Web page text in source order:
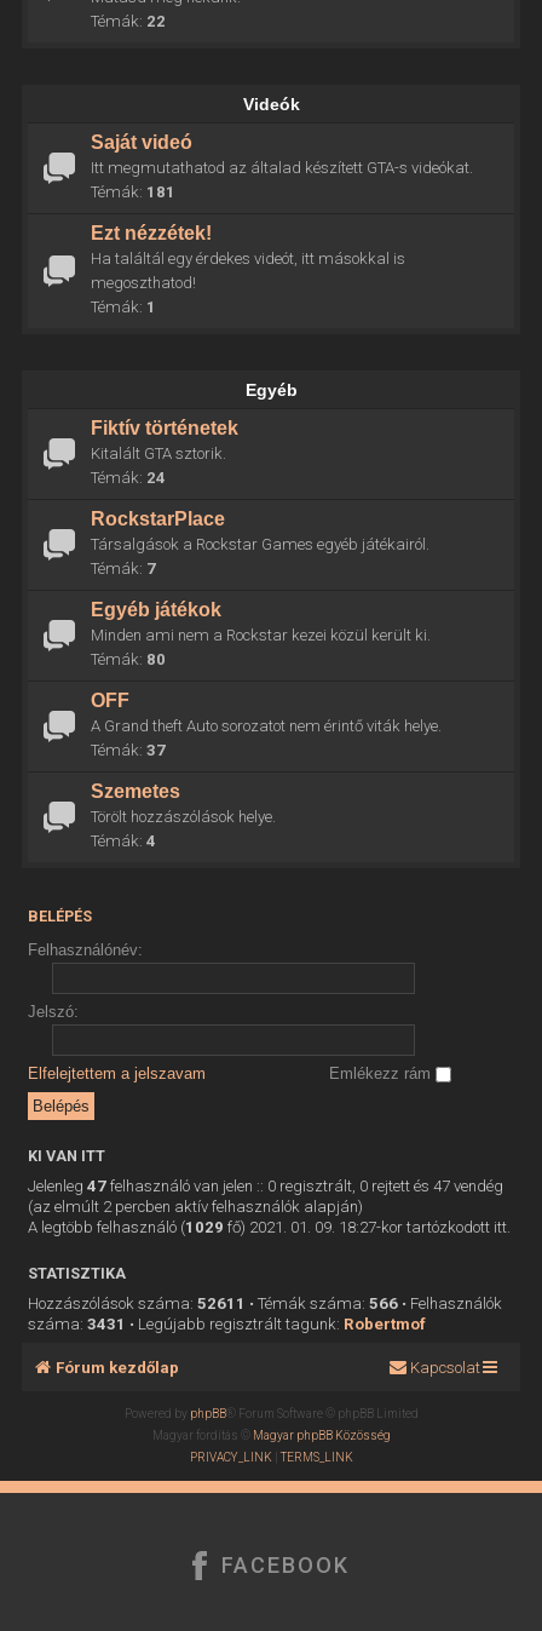
Témák: 22
Videók
Saját videó
Itt megmutathatod az általad készített GTA-s videókat.
Témák: 181
Ezt nézzétek!
Ha találtál egy érdekes videót, itt másokkal is
megoszthatod!
Témák: 1
Egyéb
Fiktív történetek
Kitalált GTA sztorik.
Témák: 24
RockstarPlace
Társalgások a Rockstar Games egyéb játékairól.
Témák: 7
Egyéb játékok
Minden ami nem a Rockstar kezei közül került ki.
Témák: 80
OFF
A Grand theft Auto sorozatot nem érintő viták helye.
Témák: 37
Szemetes
Törölt hozzászólások helye.
Témák: 4
BELÉPÉS
Felhasználónév:
Jelszó:
Elfelejtettem a jelszavam Emlékezz rám
KI VAN ITT
Jelenleg 47felhasználó van jelen :: 0 regisztrált, 0 rejtett és 47 vendég
(az elmúlt 2 percben aktív felhasználók alapján)
A legtöbb felhasználó (1029 fő) 2021. 01. 09. 18:27-kor tartózkodott itt.
STATISZTIKA
Hozzászólások száma: 52611 • Témák száma: 566• Felhasználók
száma: 3431 • Legújabb regisztrált tagunk: Robertmof
Fórum kezdőlap Kapcsolat
Powered by phpBB® Forum Software © phpBB Limited
Magyar fordítás © Magyar phpBB Közösség
PRIVACY_LINK |TERMS_LINK
FACEBOOK